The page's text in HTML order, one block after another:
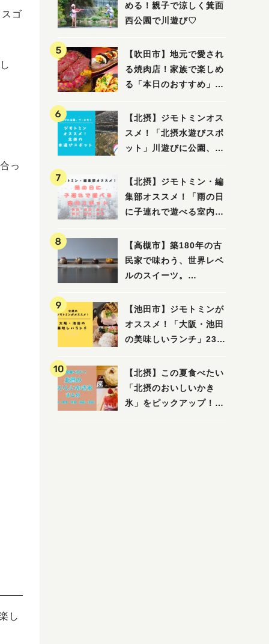
ゴ
っ
し
める！親子で涼しく箕面
西公園で川遊び♡
【吹田市】地元で愛され
る焼肉店！家族で楽しめ
る「本日のおすすめ」で
【北摂】ジモトミンオス
スメ！「北摂水遊びスポ
ット」川遊びに公園、プ
吹田・茨木・高槻）
【北摂】ジモトミン・編
集部オススメ！「雨の日
に子連れで遊べる室内ス
箕面・吹田・豊中・茨
木・池田）
【高槻市】築180年の古
民家で味わう、世界レベ
ルのスイーツ。
月3日にオープン！（教
えたい/教えて）
【池田市】ジモトミンが
オススメ！「大阪・池田
の美味しいランチ」23
【北摂】この夏食べたい
「北摂のおいしいかき
氷」をピックアップ！